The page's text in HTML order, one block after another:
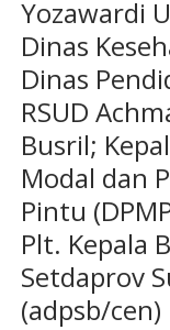
Yozawardi
Dinas
Dinas
RSUD
Busril;
Modal dan
Pintu
Plt. Kepala
Setdaprov
(adpsb/cen)